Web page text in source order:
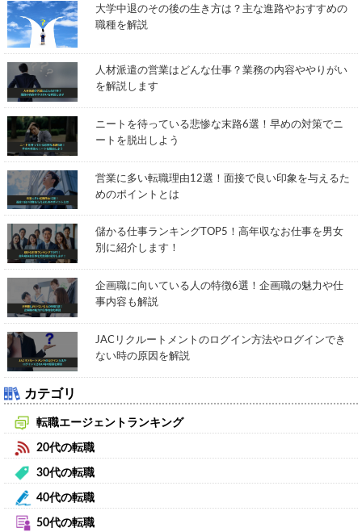
大学中退のその後の生き方は？主な進路やおすすめの
職種を解説
人材派遣の営業はどんな仕事？業務の内容ややりがい
を解説します
ニートを待っている悲惨な末路6選！早めの対策でニ
ートを脱出しよう
営業に多い転職理由12選！面接で良い印象を与えるた
めのポイントとは
儲かる仕事ランキングTOP5！高年収なお仕事を男女
別に紹介します！
企画職に向いている人の特徴6選！企画職の魅力や仕
事内容も解説
JACリクルートメントのログイン方法やログインでき
ない時の原因を解説
カテゴリ
転職エージェントランキング
20代の転職
30代の転職
40代の転職
50代の転職